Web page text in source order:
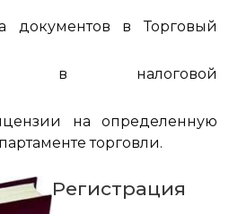
документов в Торговый
в налоговой
на определенную
торговли.
Регистрация